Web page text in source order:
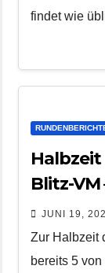
findet wie
Blitz-
20 Uhr
JUNI 19,
Zur Halbzeit
bereits 5